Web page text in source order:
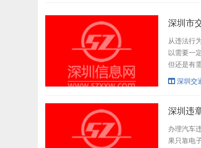
深圳市
从违法行
以需要一
但还是有
间不统一
深圳交
深圳违
办理汽车
果只靠电